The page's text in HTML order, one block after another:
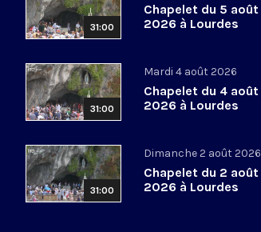
31:00
Chapelet du 5 août
2026 à Lourdes
31:00
Mardi 4 août 2026
Chapelet du 4 août
2026 à Lourdes
31:00
Dimanche 2 août 2026
Chapelet du 2 août
2026 à Lourdes